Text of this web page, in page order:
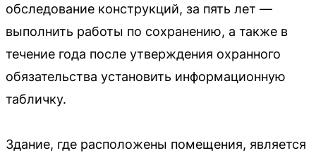
обследование конструкций, за пять лет —
выполнить работы по сохранению, а также в
течение года после утверждения охранного
обязательства установить информационную
табличку.
Здание, где расположены помещения, является